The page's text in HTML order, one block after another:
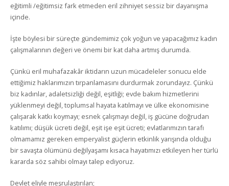
eğitimli /eğitimsiz fark etmeden eril zihniyet sessiz bir dayanışma
içinde.
İşte böylesi bir süreçte gündemimiz çok yoğun ve yapacağımız kadın
çalışmalarının değeri ve önemi bir kat daha artmış durumda.
Çünkü eril muhafazakâr iktidarın uzun mücadeleler sonucu elde
ettiğimiz haklarımızın tırpanlamasını durdurmak zorundayız. Çünkü
biz kadınlar, adaletsizliği değil, eşitliği; evde bakım hizmetlerini
yüklenmeyi değil, toplumsal hayata katılmayı ve ülke ekonomisine
çalışarak katkı koymayı; esnek çalışmayı değil, iş gücüne doğrudan
katılımı; düşük ücreti değil, eşit işe eşit ücreti; evlatlarımızın tarafı
olmamamız gereken emperyalist güçlerin etkinlik yarışında olduğu
bir savaşta ölümünü değilyaşamı kısaca hayatımızı etkileyen her türlü
kararda söz sahibi olmayı talep ediyoruz.
Devlet eliyle meşrulaştırılan;